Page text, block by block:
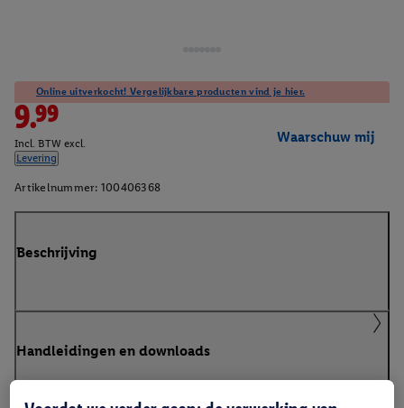
Online uitverkocht! Vergelijkbare producten vind je hier.
9.99
Incl. BTW excl.
Levering
Waarschuw mij
Artikelnummer: 100406368
Beschrijving
Handleidingen en downloads